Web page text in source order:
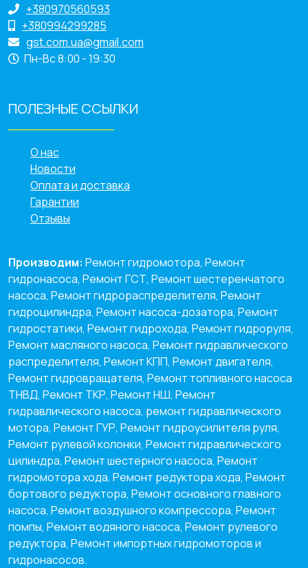
+380970560593
+380994299285
gst.com.ua@gmail.com
Пн-Вс 8:00 - 19:30
ПОЛЕЗНЫЕ ССЫЛКИ
О нас
Новости
Оплата и доставка
Гарантии
Отзывы
Производим: Ремонт гидромотора, Ремонт
гидронасоса, Ремонт ГСТ, Ремонт шестеренчатого
насоса, Ремонт гидрораспределителя, Ремонт
гидроцилиндра, Ремонт насоса-дозатора, Ремонт
гидростатики, Ремонт гидрохода, Ремонт гидроруля,
Ремонт масляного насоса, Ремонт гидравлического
распределителя, Ремонт КПП, Ремонт двигателя,
Ремонт гидровращателя, Ремонт топливного насоса
ТНВД, Ремонт ТКР, Ремонт НШ, Ремонт
гидравлического насоса, ремонт гидравлического
мотора, Ремонт ГУР, Ремонт гидроусилителя руля,
Ремонт рулевой колонки, Ремонт гидравлического
цилиндра, Ремонт шестерного насоса, Ремонт
гидромотора хода, Ремонт редуктора хода, Ремонт
бортового редуктора, Ремонт основного главного
насоса, Ремонт воздушного компрессора, Ремонт
помпы, Ремонт водяного насоса, Ремонт рулевого
редуктора, Ремонт импортных гидромоторов и
гидронасосов.